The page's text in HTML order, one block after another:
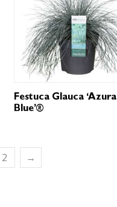
Festuca Glauca ‘Azura
Blue’®
2 →